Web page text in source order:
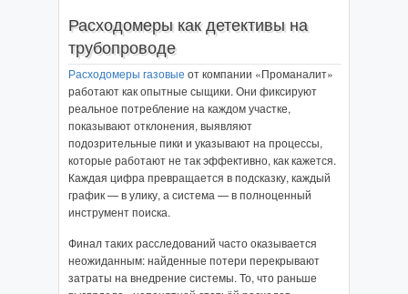
Расходомеры как детективы на
трубопроводе
Расходомеры газовые от компании «Проманалит»
работают как опытные сыщики. Они фиксируют
реальное потребление на каждом участке,
показывают отклонения, выявляют
подозрительные пики и указывают на процессы,
которые работают не так эффективно, как кажется.
Каждая цифра превращается в подсказку, каждый
график — в улику, а система — в полноценный
инструмент поиска.
Финал таких расследований часто оказывается
неожиданным: найденные потери перекрывают
затраты на внедрение системы. То, что раньше